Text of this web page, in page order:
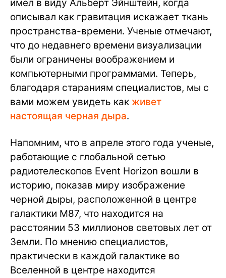
имел в виду Альберт Эйнштейн, когда
описывал как гравитация искажает ткань
пространства-времени. Ученые отмечают,
что до недавнего времени визуализации
были ограничены воображением и
компьютерными программами. Теперь,
благодаря стараниям специалистов, мы с
вами можем увидеть как живет
настоящая черная дыра.
Напомним, что в апреле этого года ученые,
работающие с глобальной сетью
радиотелескопов Event Horizon вошли в
историю, показав миру изображение
черной дыры, расположенной в центре
галактики M87, что находится на
расстоянии 53 миллионов световых лет от
Земли. По мнению специалистов,
практически в каждой галактике во
Вселенной в центре находится